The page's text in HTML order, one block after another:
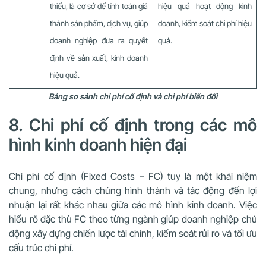
thiểu, là cơ sở để tính toán giá
thành sản phẩm, dịch vụ, giúp
doanh nghiệp đưa ra quyết
định về sản xuất, kinh doanh
hiệu quả.
hiệu quả hoạt động kinh
doanh, kiểm soát chi phí hiệu
quả.
Bảng so sánh chi phí cố định và chi phí biến đổi
8. Chi phí cố định trong các mô
hình kinh doanh hiện đại
Chi phí cố định (Fixed Costs – FC) tuy là một khái niệm
chung, nhưng cách chúng hình thành và tác động đến lợi
nhuận lại rất khác nhau giữa các mô hình kinh doanh. Việc
hiểu rõ đặc thù FC theo từng ngành giúp doanh nghiệp chủ
động xây dựng chiến lược tài chính, kiểm soát rủi ro và tối ưu
cấu trúc chi phí.